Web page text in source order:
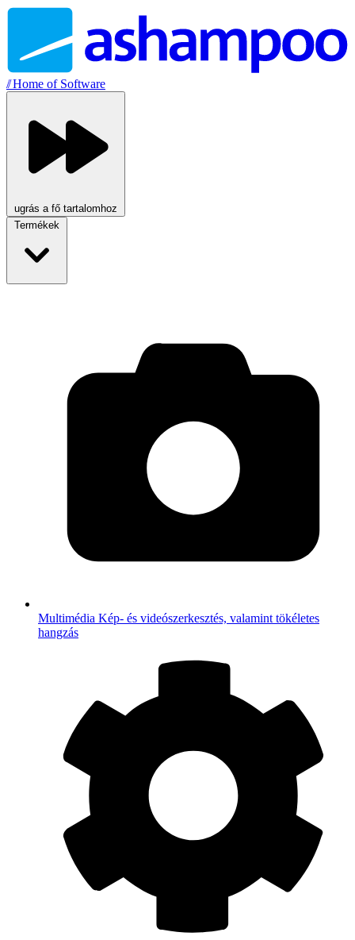
//Home of Software
ugrás a fő tartalomhoz
Termékek
Multimédia Kép- és videószerkesztés, valamint tökéletes
hangzás